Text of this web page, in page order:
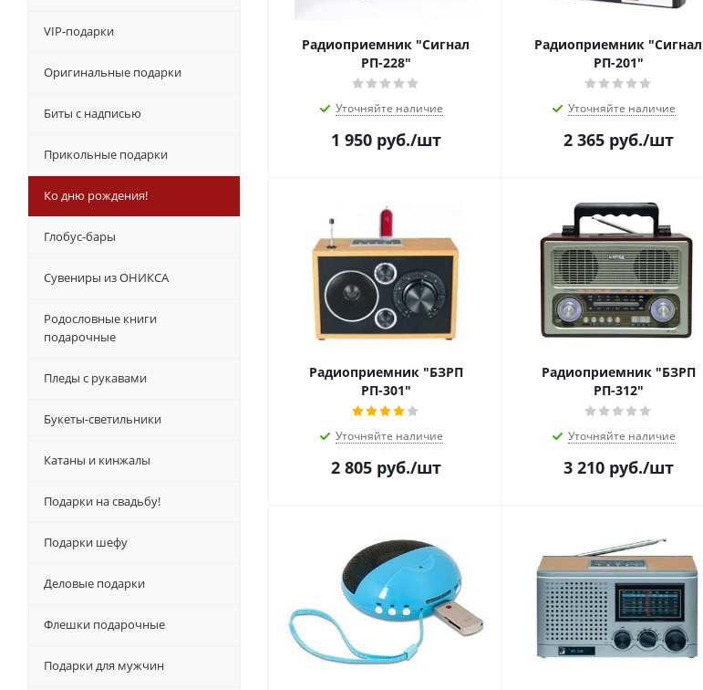
Радиоприемник "Сигнал
РП-228"
Уточняйте наличие
1 950руб./шт
Радиоприемник "Сигнал
РП-201"
Уточняйте наличие
2 365руб./шт
Радиоприемник "БЗРП
РП-301"
Уточняйте наличие
2 805руб./шт
Радиоприемник "БЗРП
РП-312"
Уточняйте наличие
3 210руб./шт
VIP-подарки
Оригинальные подарки
Биты с надписью
Прикольные подарки
Ко дню рождения!
Глобус-бары
Сувениры из ОНИКСА
Родословные книги
подарочные
Пледы с рукавами
Букеты-светильники
Катаны и кинжалы
Подарки на свадьбу!
Подарки шефу
Деловые подарки
Флешки подарочные
Подарки для мужчин